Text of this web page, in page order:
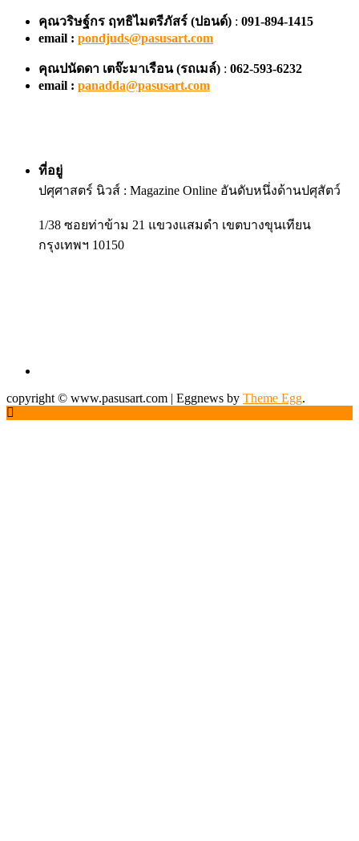
คุณวริษฐ์กร ฤทธิไมตรีภัสร์ (ปอนด์) : 091-894-1415
email : pondjuds@pasusart.com
คุณปนัดดา เตจ๊ะมาเรือน (รถเมล์) : 062-593-6232
email : panadda@pasusart.com
ที่อยู่
ปศุศาสตร์ นิวส์ : Magazine Online อันดับหนึ่งด้านปศุสัตว์
1/38 ซอยท่าข้าม 21 แขวงแสมดำ เขตบางขุนเทียน
กรุงเทพฯ 10150
copyright © www.pasusart.com | Eggnews by Theme Egg.